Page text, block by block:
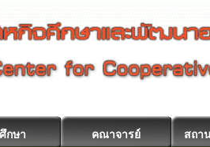
กษา คณาจารย์ สถา